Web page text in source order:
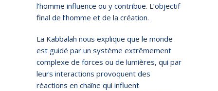
l’homme influence ou y contribue. L’objectif
final de l’homme et de la création.
La Kabbalah nous explique que le monde
est guidé par un système extrêmement
complexe de forces ou de lumières, qui par
leurs interactions provoquent des
réactions en chaîne qui influent